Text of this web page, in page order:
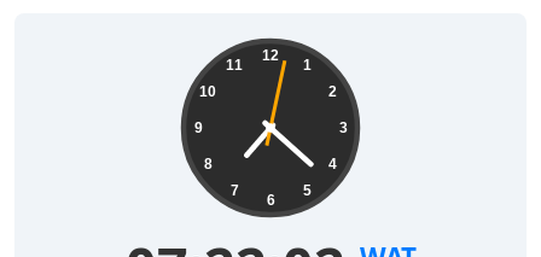
12
1
2
3
4
5
6
7
8
9
10
11